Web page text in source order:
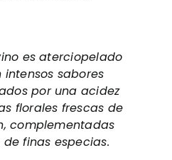
es aterciopelado
sabores
por una acidez
florales frescas de
complementadas
finas especias.